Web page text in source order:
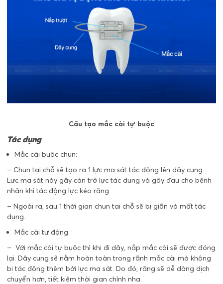
Cấu tạo mắc cài tự buộc
Tác dụng
Mắc cài buộc chun:
– Chun tại chỗ sẽ tạo ra 1 lực ma sát tác động lên dây cung.
Lực ma sát này gây cản trở lực tác dụng và gây đau cho bệnh
nhân khi tác động lực kéo răng.
– Ngoài ra, sau 1 thời gian chun tại chỗ sẽ bị giãn và mất tác
dụng.
Mắc cài tự động
– Với mắc cài tự buộc thì khi đi dây, nắp mắc cài sẽ được đóng
lại. Dây cung sẽ nằm hoàn toàn trong rãnh mắc cài mà không
bị tác động thêm bởi lực ma sát. Do đó, răng sẽ dễ dàng dịch
chuyển hơn, tiết kiệm thời gian chỉnh nha.